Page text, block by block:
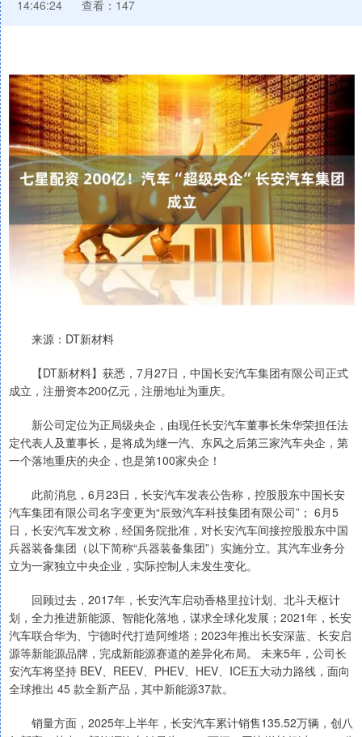
14:46:24
查看：147
来源：DT新材料
【DT新材料】获悉，7月27日，中国长安汽车集团有限公司正式
成立，注册资本200亿元，注册地址为重庆。
新公司定位为正局级央企，由现任长安汽车董事长朱华荣担任法
定代表人及董事长，是将成为继一汽、东风之后第三家汽车央企，第
一个落地重庆的央企，也是第100家央企！
此前消息，6月23日，长安汽车发表公告称，控股股东中国长安
汽车集团有限公司名字变更为“辰致汽车科技集团有限公司”； 6月5
日，长安汽车发文称，经国务院批准，对长安汽车间接控股股东中国
兵器装备集团（以下简称“兵器装备集团”）实施分立。其汽车业务分
立为一家独立中央企业，实际控制人未发生变化。
回顾过去，2017年，长安汽车启动香格里拉计划、北斗天枢计
划，全力推进新能源、智能化落地，谋求全球化发展；2021年，长安
汽车联合华为、宁德时代打造阿维塔；2023年推出长安深蓝、长安启
源等新能源品牌，完成新能源赛道的差异化布局。 未来5年，公司长
安汽车将坚持 BEV、REEV、PHEV、HEV、ICE五大动力路线，面向
全球推出 45 款全新产品，其中新能源37款。
销量方面，2025年上半年，长安汽车累计销售135.52万辆，创八